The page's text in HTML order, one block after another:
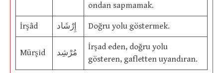
ondan sapmamak.
İrşâd إِرْشَاد Doğru yolu göstermek.
Mürşid مُرْشِد
İrşad eden, doğru yolu
gösteren, gafletten uyandıran.